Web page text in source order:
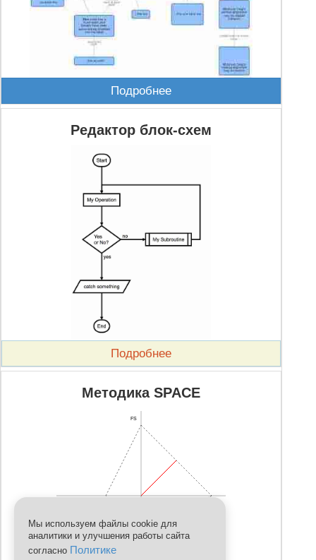
Подробнее
Редактор блок-схем
Подробнее
Методика SPACE
FS
Мы используем файлы cookie для
аналитики и улучшения работы сайта
согласно Политике